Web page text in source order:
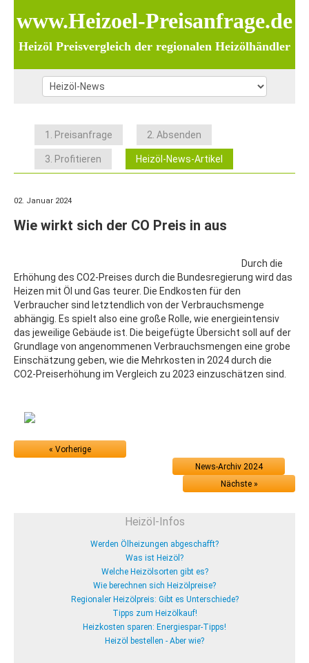
www.Heizoel-Preisanfrage.de
Heizöl Preisvergleich der regionalen Heizölhändler
1. Preisanfrage 2. Absenden
3. Profitieren Heizöl-News-Artikel
02. Januar 2024
Wie wirkt sich der CO Preis in aus
Durch die
Erhöhung des CO2-Preises durch die Bundesregierung wird das
Heizen mit Öl und Gas teurer. Die Endkosten für den
Verbraucher sind letztendlich von der Verbrauchsmenge
abhängig. Es spielt also eine große Rolle, wie energieintensiv
das jeweilige Gebäude ist. Die beigefügte Übersicht soll auf der
Grundlage von angenommenen Verbrauchsmengen eine grobe
Einschätzung geben, wie die Mehrkosten in 2024 durch die
CO2-Preiserhöhung im Vergleich zu 2023 einzuschätzen sind.
« Vorherige
News-Archiv 2024
Nächste »
Heizöl-Infos
Werden Ölheizungen abgeschafft?
Was ist Heizöl?
Welche Heizölsorten gibt es?
Wie berechnen sich Heizölpreise?
Regionaler Heizölpreis: Gibt es Unterschiede?
Tipps zum Heizölkauf!
Heizkosten sparen: Energiespar-Tipps!
Heizöl bestellen - Aber wie?